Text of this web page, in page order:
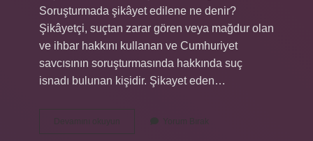
Soruşturmada şikâyet edilene ne denir?
Şikâyetçi, suçtan zarar gören veya mağdur olan
ve ihbar hakkını kullanan ve Cumhuriyet
savcısının soruşturmasında hakkında suç
isnadı bulunan kişidir. Şikayet eden…
Devamını okuyun
Edilen
Yorum Bırak